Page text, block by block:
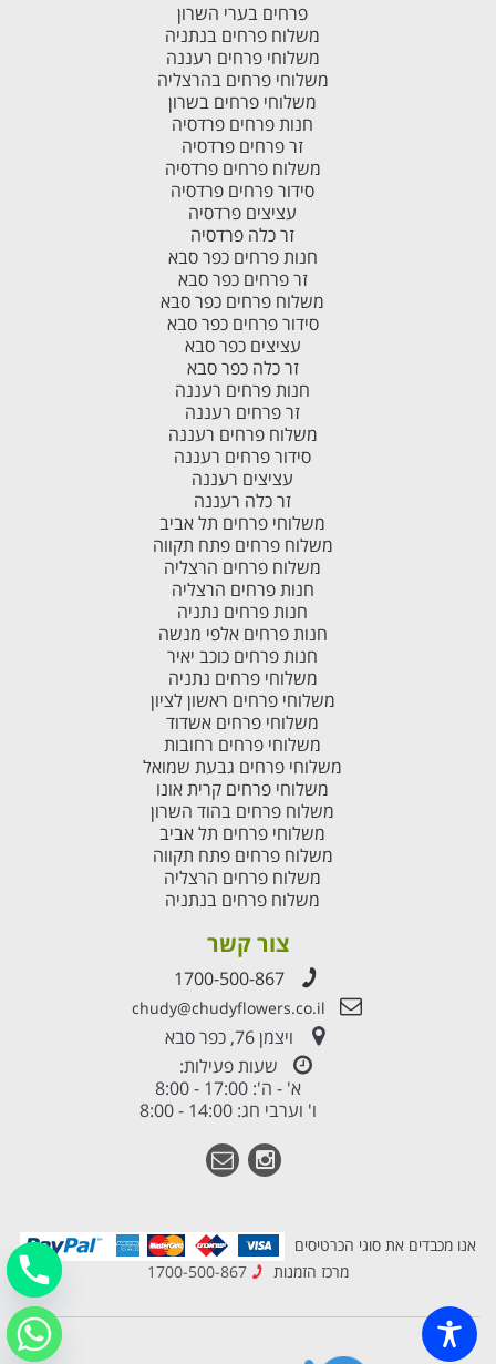
פרחים בערי השרון
משלוח פרחים בנתניה
משלוחי פרחים רעננה
משלוחי פרחים בהרצליה
משלוחי פרחים בשרון
חנות פרחים פרדסיה
זר פרחים פרדסיה
משלוח פרחים פרדסיה
סידור פרחים פרדסיה
עציצים פרדסיה
זר כלה פרדסיה
חנות פרחים כפר סבא
זר פרחים כפר סבא
משלוח פרחים כפר סבא
סידור פרחים כפר סבא
עציצים כפר סבא
זר כלה כפר סבא
חנות פרחים רעננה
זר פרחים רעננה
משלוח פרחים רעננה
סידור פרחים רעננה
עציצים רעננה
זר כלה רעננה
משלוחי פרחים תל אביב
משלוח פרחים פתח תקווה
משלוח פרחים הרצליה
חנות פרחים הרצליה
חנות פרחים נתניה
חנות פרחים אלפי מנשה
חנות פרחים כוכב יאיר
משלוחי פרחים נתניה
משלוחי פרחים ראשון לציון
משלוחי פרחים אשדוד
משלוחי פרחים רחובות
משלוחי פרחים גבעת שמואל
משלוחי פרחים קרית אונו
משלוח פרחים בהוד השרון
משלוחי פרחים תל אביב
משלוח פרחים פתח תקווה
משלוח פרחים הרצליה
משלוח פרחים בנתניה
צור קשר
1700-500-867
chudy@chudyflowers.co.il
ויצמן 76, כפר סבא
שעות פעילות:
א' - ה': 17:00 - 8:00
ו' וערבי חג: 14:00 - 8:00
אנו מכבדים את סוגי הכרטיסים
מרכז הזמנות